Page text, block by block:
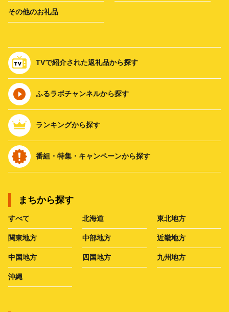
その他のお礼品
TVで紹介された返礼品から探す
ふるラボチャンネルから探す
ランキングから探す
番組・特集・キャンペーンから探す
まちから探す
すべて 北海道 東北地方
関東地方 中部地方 近畿地方
中国地方 四国地方 九州地方
沖縄